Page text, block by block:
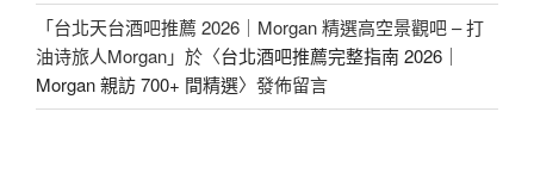
「台北天台酒吧推薦 2026｜Morgan 精選高空景觀吧 – 打
油诗旅人Morgan」於〈台北酒吧推薦完整指南 2026｜
Morgan 親訪 700+ 間精選〉發佈留言